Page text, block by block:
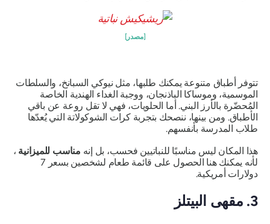
[مصدر]
تتوفر أطباق متنوعة يمكنك طلبها، مثل نيوكي السبانخ، والسلطات
الموسمية، وموساكا الباذنجان، ووجبة الغداء الهندية الخاصة
المُحضّرة بالأرز البني. أما الحلويات، فهي لا تقل روعة عن باقي
الأطباق. ومن بينها، ننصحك بتجربة كرات الشوكولاتة التي يُعدّها
طلاب المدرسة بأنفسهم.
هذا المكان ليس مناسبًا للنباتيين فحسب، بل إنهمناسب للميزانية،
لأنه يمكنك هنا الحصول على قائمة طعام لشخصين بسعر 7
دولارات أمريكية.
3. مقهى البيتلز